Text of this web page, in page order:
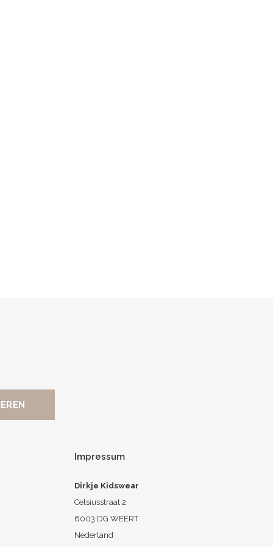
Impressum
Dirkje Kidswear
Celsiusstraat 2
6003 DG WEERT
Nederland